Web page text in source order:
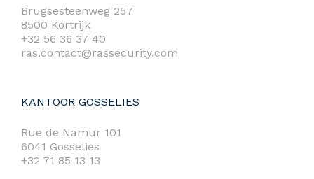
Brugsesteenweg 257
8500 Kortrijk
+32 56 36 37 40
ras.contact@rassecurity.com
KANTOOR GOSSELIES
Rue de Namur 101
6041 Gosselies
+32 71 85 13 13